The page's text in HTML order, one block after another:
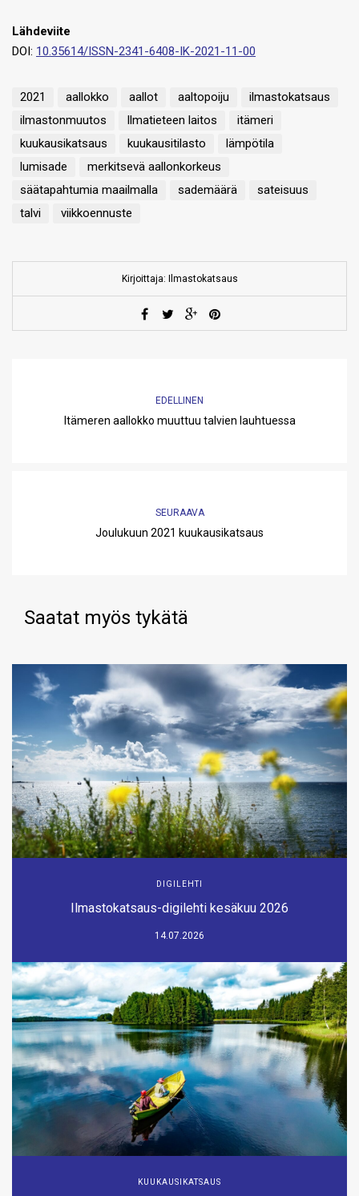
Lähdeviite
DOI: 10.35614/ISSN-2341-6408-IK-2021-11-00
2021 aallokko aallot aaltopoiju
ilmastokatsaus
ilmastonmuutos
Ilmatieteen laitos
itämeri
kuukausikatsaus
kuukausitilasto
lämpötila
lumisade
merkitsevä aallonkorkeus
säätapahtumia maailmalla
sademäärä
sateisuus
talvi
viikkoennuste
Kirjoittaja: Ilmastokatsaus
EDELLINEN
Itämeren aallokko muuttuu talvien lauhtuessa
SEURAAVA
Joulukuun 2021 kuukausikatsaus
Saatat myös tykätä
DIGILEHTI
Ilmastokatsaus-digilehti kesäkuu 2026
14.07.2026
KUUKAUSIKATSAUS